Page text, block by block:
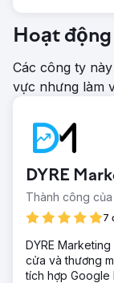
Hoạt
Các công ty
vực nhưng làm
DYRE
Thành công
7
DYRE
cửa và thương
tích hợp Google